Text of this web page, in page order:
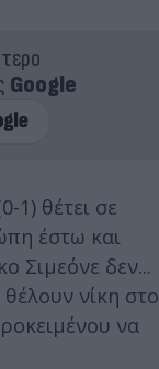
Google
1) θέτει σε
έστω και
Σιμεόνε δεν...
νίκη στο
να